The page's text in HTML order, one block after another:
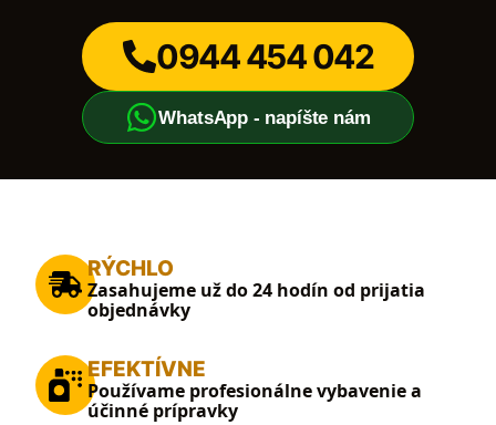
0944 454 042
WhatsApp - napíšte nám
RÝCHLO
Zasahujeme už do 24 hodín od prijatia
objednávky
EFEKTÍVNE
Používame profesionálne vybavenie a
účinné prípravky